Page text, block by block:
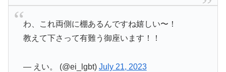
わ、これ両側に棚あるんですね嬉しい〜！
教えて下さって有難う御座います！！
— えい。 (@ei_lgbt) July 21, 2023